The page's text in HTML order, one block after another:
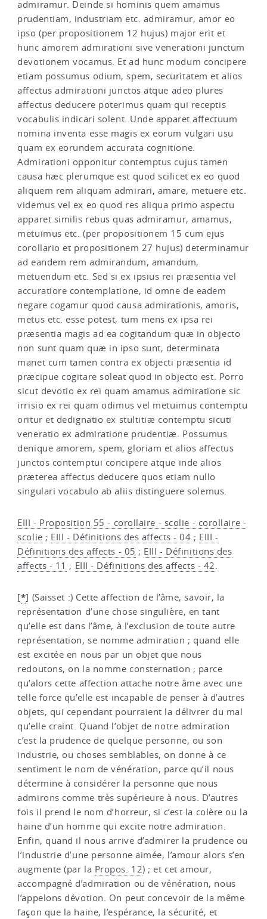
admiramur. Deinde si hominis quem amamus
prudentiam, industriam etc. admiramur, amor eo
ipso (per propositionem 12 hujus) major erit et
hunc amorem admirationi sive venerationi junctum
devotionem vocamus. Et ad hunc modum concipere
etiam possumus odium, spem, securitatem et alios
affectus admirationi junctos atque adeo plures
affectus deducere poterimus quam qui receptis
vocabulis indicari solent. Unde apparet affectuum
nomina inventa esse magis ex eorum vulgari usu
quam ex eorundem accurata cognitione.
Admirationi opponitur contemptus cujus tamen
causa hæc plerumque est quod scilicet ex eo quod
aliquem rem aliquam admirari, amare, metuere etc.
videmus vel ex eo quod res aliqua primo aspectu
apparet similis rebus quas admiramur, amamus,
metuimus etc. (per propositionem 15 cum ejus
corollario et propositionem 27 hujus) determinamur
ad eandem rem admirandum, amandum,
metuendum etc. Sed si ex ipsius rei præsentia vel
accuratiore contemplatione, id omne de eadem
negare cogamur quod causa admirationis, amoris,
metus etc. esse potest, tum mens ex ipsa rei
præsentia magis ad ea cogitandum quæ in objecto
non sunt quam quæ in ipso sunt, determinata
manet cum tamen contra ex objecti præsentia id
præcipue cogitare soleat quod in objecto est. Porro
sicut devotio ex rei quam amamus admiratione sic
irrisio ex rei quam odimus vel metuimus contemptu
oritur et dedignatio ex stultitiæ contemptu sicuti
veneratio ex admiratione prudentiæ. Possumus
denique amorem, spem, gloriam et alios affectus
junctos contemptui concipere atque inde alios
præterea affectus deducere quos etiam nullo
singulari vocabulo ab aliis distinguere solemus.
EIII - Proposition 55 - corollaire - scolie - corollaire -
scolie ; EIII - Définitions des affects - 04 ; EIII -
Définitions des affects - 05 ; EIII - Définitions des
affects - 11 ; EIII - Définitions des affects - 42.
[*] (Saisset :) Cette affection de l’âme, savoir, la
représentation d’une chose singulière, en tant
qu’elle est dans l’âme, à l’exclusion de toute autre
représentation, se nomme admiration ; quand elle
est excitée en nous par un objet que nous
redoutons, on la nomme consternation ; parce
qu’alors cette affection attache notre âme avec une
telle force qu’elle est incapable de penser à d’autres
objets, qui cependant pourraient la délivrer du mal
qu’elle craint. Quand l’objet de notre admiration
c’est la prudence de quelque personne, ou son
industrie, ou choses semblables, on donne à ce
sentiment le nom de vénération, parce qu’il nous
détermine à considérer la personne que nous
admirons comme très supérieure à nous. D’autres
fois il prend le nom d’horreur, si c’est la colère ou la
haine d’un homme qui excite notre admiration.
Enfin, quand il nous arrive d’admirer la prudence ou
l’industrie d’une personne aimée, l’amour alors s’en
augmente (par la Propos. 12) ; et cet amour,
accompagné d’admiration ou de vénération, nous
l’appelons dévotion. On peut concevoir de la même
façon que la haine, l’espérance, la sécurité, et